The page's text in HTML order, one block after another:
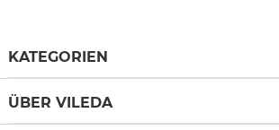
KATEGORIEN
ÜBER VILEDA